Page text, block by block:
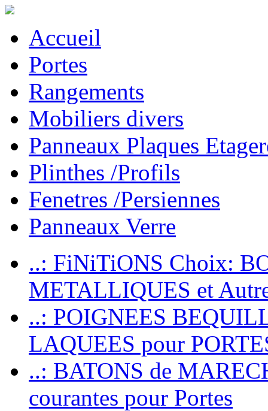
Accueil
Portes
Rangements
Mobiliers divers
Panneaux Plaques
Plinthes /Profils
Fenetres /Persiennes
Panneaux Verre
..: FiNiTiONS Choix:
METALLIQUES et
..: POIGNEES
LAQUEES pour
..: BATONS de
courantes pour Portes